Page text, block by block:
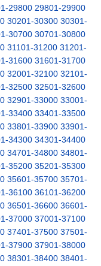
29800 29801-29900
30201-30300 30301-
30700 30701-30800
31101-31200 31201-
31600 31601-31700
32001-32100 32101-
32500 32501-32600
32901-33000 33001-
33400 33401-33500
33801-33900 33901-
34300 34301-34400
34701-34800 34801-
35200 35201-35300
35601-35700 35701-
36100 36101-36200
36501-36600 36601-
37000 37001-37100
37401-37500 37501-
37900 37901-38000
38301-38400 38401-